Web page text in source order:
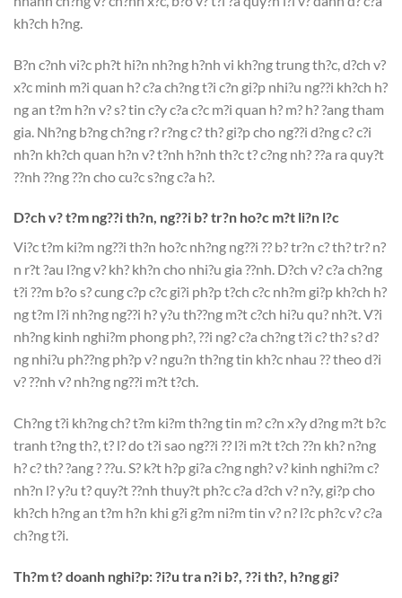
kh?ch h?ng.
B?n c?nh vi?c ph?t hi?n nh?ng h?nh vi kh?ng trung th?c, d?ch v?
x?c minh m?i quan h? c?a ch?ng t?i c?n gi?p nhi?u ng??i kh?ch h?
ng an t?m h?n v? s? tin c?y c?a c?c m?i quan h? m? h? ?ang tham
gia. Nh?ng b?ng ch?ng r? r?ng c? th? gi?p cho ng??i d?ng c? c?i
nh?n kh?ch quan h?n v? t?nh h?nh th?c t? c?ng nh? ??a ra quy?t
??nh ??ng ??n cho cu?c s?ng c?a h?.
D?ch v? t?m ng??i th?n, ng??i b? tr?n ho?c m?t li?n l?c
Vi?c t?m ki?m ng??i th?n ho?c nh?ng ng??i ?? b? tr?n c? th? tr? n?
n r?t ?au l?ng v? kh? kh?n cho nhi?u gia ??nh. D?ch v? c?a ch?ng
t?i ??m b?o s? cung c?p c?c gi?i ph?p t?ch c?c nh?m gi?p kh?ch h?
ng t?m l?i nh?ng ng??i h? y?u th??ng m?t c?ch hi?u qu? nh?t. V?i
nh?ng kinh nghi?m phong ph?, ??i ng? c?a ch?ng t?i c? th? s? d?
ng nhi?u ph??ng ph?p v? ngu?n th?ng tin kh?c nhau ?? theo d?i
v? ??nh v? nh?ng ng??i m?t t?ch.
Ch?ng t?i kh?ng ch? t?m ki?m th?ng tin m? c?n x?y d?ng m?t b?c
tranh t?ng th?, t? l? do t?i sao ng??i ?? l?i m?t t?ch ??n kh? n?ng
h? c? th? ?ang ? ??u. S? k?t h?p gi?a c?ng ngh? v? kinh nghi?m c?
nh?n l? y?u t? quy?t ??nh thuy?t ph?c c?a d?ch v? n?y, gi?p cho
kh?ch h?ng an t?m h?n khi g?i g?m ni?m tin v? n? l?c ph?c v? c?a
ch?ng t?i.
Th?m t? doanh nghi?p: ?i?u tra n?i b?, ??i th?, h?ng gi?